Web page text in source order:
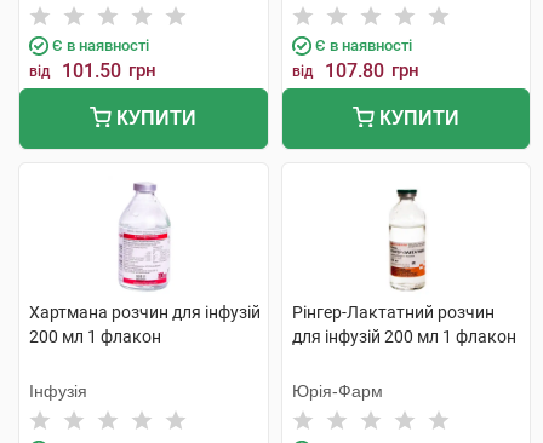
Є в наявності
від 101.50 грн
КУПИТИ
Є в наявності
від 107.80 грн
КУПИТИ
Хартмана розчин для інфузій
200 мл 1 флакон
Інфузія
Рінгер-Лактатний розчин
для інфузій 200 мл 1 флакон
Юрія-Фарм